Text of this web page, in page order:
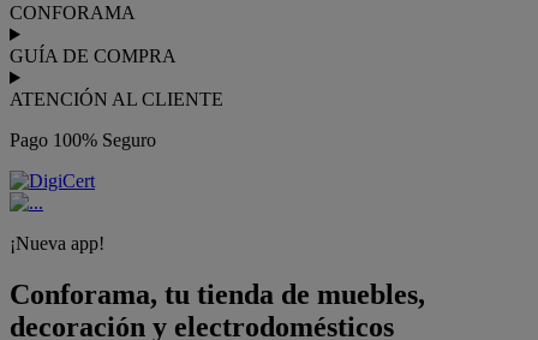
CONFORAMA
GUÍA DE COMPRA
ATENCIÓN AL CLIENTE
Pago 100% Seguro
¡Nueva app!
Conforama, tu tienda de muebles,
decoración y electrodomésticos